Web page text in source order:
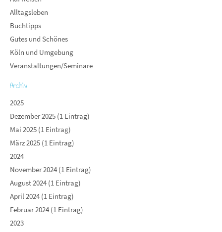
Alltagsleben
Buchtipps
Gutes und Schönes
Köln und Umgebung
Veranstaltungen/Seminare
Archiv
2025
Dezember 2025 (1 Eintrag)
Mai 2025 (1 Eintrag)
März 2025 (1 Eintrag)
2024
November 2024 (1 Eintrag)
August 2024 (1 Eintrag)
April 2024 (1 Eintrag)
Februar 2024 (1 Eintrag)
2023